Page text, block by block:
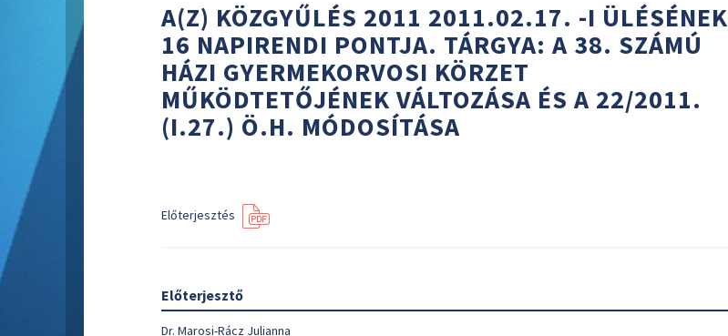
A(Z) KÖZGYŰLÉS 2011 2011.02.17. -I ÜLÉSÉNEK
16 NAPIRENDI PONTJA. TÁRGYA: A 38. SZÁMÚ
HÁZI GYERMEKORVOSI KÖRZET
MŰKÖDTETŐJÉNEK VÁLTOZÁSA ÉS A 22/2011.
(I.27.) Ö.H. MÓDOSÍTÁSA
Előterjesztés
Előterjesztő
Dr. Marosi-Rácz Julianna